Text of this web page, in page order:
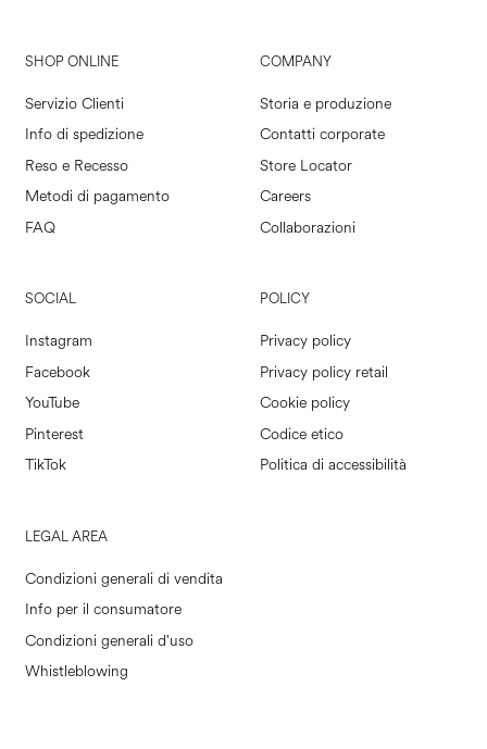
SHOP ONLINE
Servizio Clienti
Info di spedizione
Reso e Recesso
Metodi di pagamento
FAQ
COMPANY
Storia e produzione
Contatti corporate
Store Locator
Careers
Collaborazioni
SOCIAL
Instagram
Facebook
YouTube
Pinterest
TikTok
POLICY
Privacy policy
Privacy policy retail
Cookie policy
Codice etico
Politica di accessibilità
LEGAL AREA
Condizioni generali di vendita
Info per il consumatore
Condizioni generali d'uso
Whistleblowing